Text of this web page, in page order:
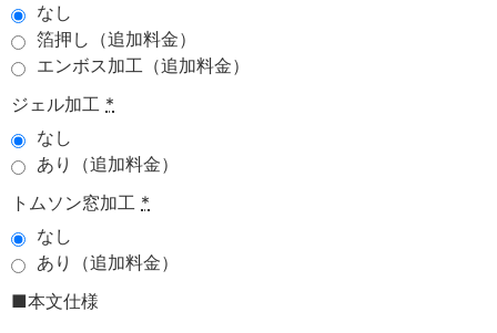
なし
箔押し（追加料金）
エンボス加工（追加料金）
ジェル加工 *
なし
あり（追加料金）
トムソン窓加工 *
なし
あり（追加料金）
■本文仕様